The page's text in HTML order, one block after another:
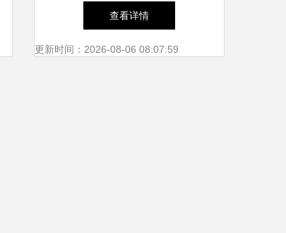
全力做好极端天气通信保障与
设备抢修工作
查看详情
更新时间：2026-08-06 08:07:59